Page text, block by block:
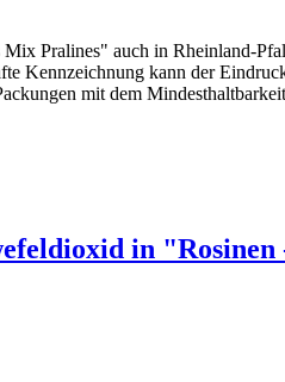
Pralines" auch in Rheinland-
Kennzeichnung kann der
mit dem
in "Rosinen